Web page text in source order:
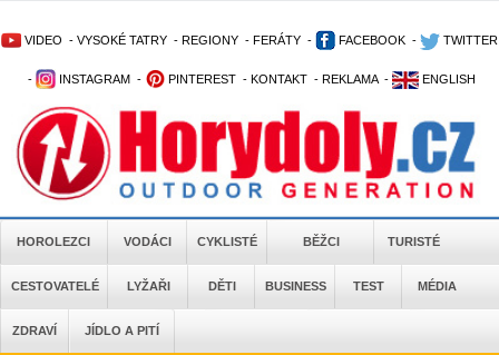
VIDEO - VYSOKÉ TATRY - REGIONY - FERÁTY - FACEBOOK - TWITTER
- INSTAGRAM - PINTEREST - KONTAKT - REKLAMA - ENGLISH
HOROLEZCI VODÁCI CYKLISTÉ BĚŽCI TURISTÉ
CESTOVATELÉ LYŽAŘI DĚTI BUSINESS TEST MÉDIA
ZDRAVÍ JÍDLO A PITÍ